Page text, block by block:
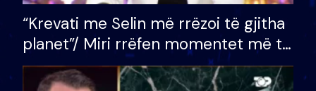
“Krevati me Selin më rrëzoi të gjitha
planet”/ Miri rrëfen momentet më të
bukura në shtëpinë e BB VIP: Do më
mungojë zilja e mëngjesit kur…